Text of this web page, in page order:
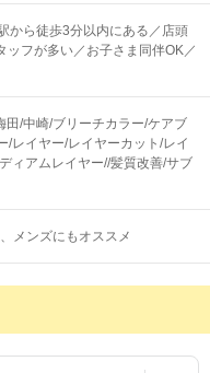
から徒歩3分以内にある／店頭
フが多い／お子さま同伴OK／
/中崎/ブリーチカラー/ケアブ
/レイヤー/レイヤーカット/レイ
ィアムレイヤー//髪質改善/サブ
メンズにもオススメ